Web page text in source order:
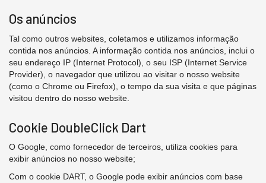
Os anúncios
Tal como outros websites, coletamos e utilizamos informação
contida nos anúncios. A informação contida nos anúncios, inclui o
seu endereço IP (Internet Protocol), o seu ISP (Internet Service
Provider), o navegador que utilizou ao visitar o nosso website
(como o Chrome ou Firefox), o tempo da sua visita e que páginas
visitou dentro do nosso website.
Cookie DoubleClick Dart
O Google, como fornecedor de terceiros, utiliza cookies para
exibir anúncios no nosso website;
Com o cookie DART, o Google pode exibir anúncios com base